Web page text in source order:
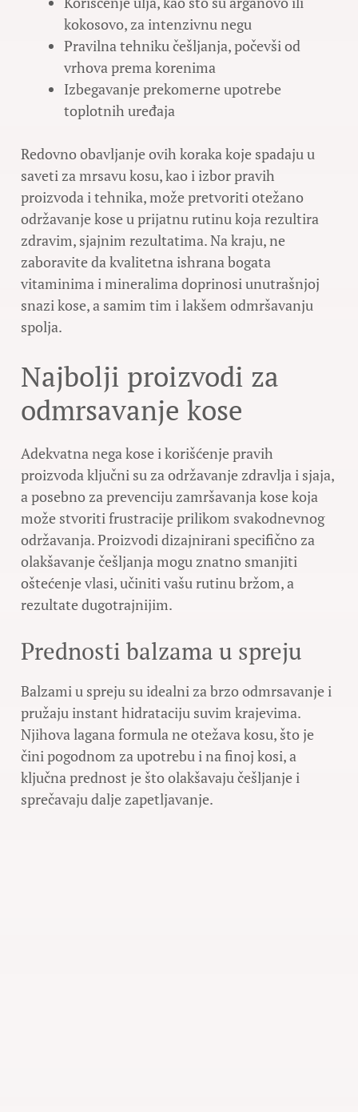
kokosovo, za intenzivnu negu
Pravilna tehniku češljanja, počevši od
vrhova prema korenima
Izbegavanje prekomerne upotrebe
toplotnih uređaja
Redovno obavljanje ovih koraka koje spadaju u
saveti za mrsavu kosu, kao i izbor pravih
proizvoda i tehnika, može pretvoriti otežano
održavanje kose u prijatnu rutinu koja rezultira
zdravim, sjajnim rezultatima. Na kraju, ne
zaboravite da kvalitetna ishrana bogata
vitaminima i mineralima doprinosi unutrašnjoj
snazi kose, a samim tim i lakšem odmršavanju
spolja.
Najbolji proizvodi za
odmrsavanje kose
Adekvatna nega kose i korišćenje pravih
proizvoda ključni su za održavanje zdravlja i sjaja,
a posebno za prevenciju zamršavanja kose koja
može stvoriti frustracije prilikom svakodnevnog
održavanja. Proizvodi dizajnirani specifično za
olakšavanje češljanja mogu znatno smanjiti
oštećenje vlasi, učiniti vašu rutinu bržom, a
rezultate dugotrajnijim.
Prednosti balzama u spreju
Balzami u spreju su idealni za brzo odmrsavanje i
pružaju instant hidrataciju suvim krajevima.
Njihova lagana formula ne otežava kosu, što je
čini pogodnom za upotrebu i na finoj kosi, a
ključna prednost je što olakšavaju češljanje i
sprečavaju dalje zapetljavanje.